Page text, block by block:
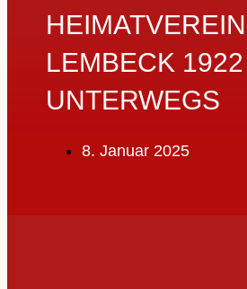
HEIMATVEREIN
LEMBECK 1922
UNTERWEGS
8. Januar 2025